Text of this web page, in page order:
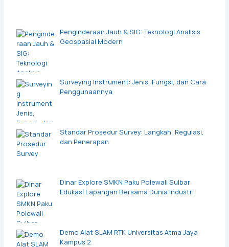
Penginderaan Jauh & SIG: Teknologi Analisis
Geospasial Modern
Surveying Instrument: Jenis, Fungsi, dan Cara
Penggunaannya
Standar Prosedur Survey: Langkah, Regulasi,
dan Penerapan
Dinar Explore SMKN Paku Polewali Sulbar:
Edukasi Lapangan Bersama Dunia Industri
Demo Alat SLAM RTK Universitas Atma Jaya
Kampus 2